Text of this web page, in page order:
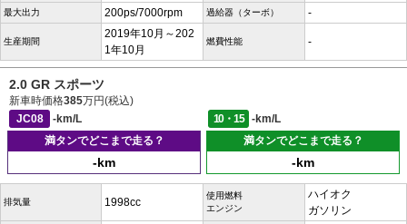
最大出力 200ps/7000rpm 過給器（ターボ） -
生産期間
2019年10月～202
1年10月
燃費性能 -
2.0 GR スポーツ
新車時価格385万円(税込)
JC08
-km/L 10・15
-km/L
満タンでどこまで走る？
-km
満タンでどこまで走る？
-km
排気量 1998cc
使用燃料
エンジン
ハイオク
ガソリン